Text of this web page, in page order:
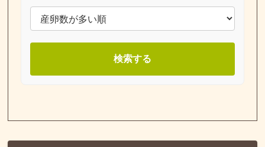
検索する